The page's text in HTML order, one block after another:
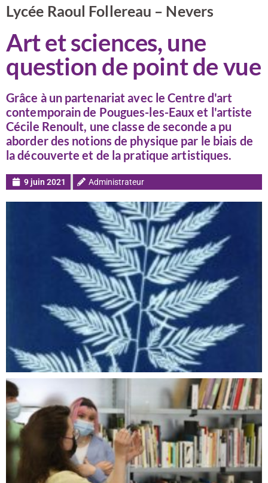
Lycée Raoul Follereau – Nevers
Art et sciences, une
question de point de vue
Grâce à un partenariat avec le Centre d'art
contemporain de Pougues-les-Eaux et l'artiste
Cécile Renoult, une classe de seconde a pu
aborder des notions de physique par le biais de
la découverte et de la pratique artistiques.
9 juin 2021 Administrateur